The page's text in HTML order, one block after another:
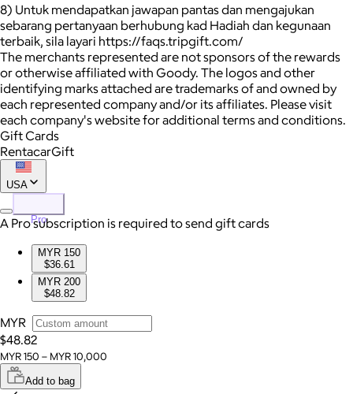
8) Untuk mendapatkan jawapan pantas dan mengajukan
sebarang pertanyaan berhubung kad Hadiah dan kegunaan
terbaik, sila layari https://faqs.tripgift.com/
The merchants represented are not sponsors of the rewards
or otherwise affiliated with Goody. The logos and other
identifying marks attached are trademarks of and owned by
each represented company and/or its affiliates. Please visit
each company's website for additional terms and conditions.
Gift Cards
RentacarGift
USA
Pro
A Pro subscription is required to send gift cards
MYR 150
$36.61
MYR 200
$48.82
MYR
$48.82
MYR 150 – MYR 10,000
Add to bag